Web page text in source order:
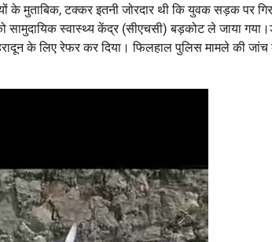
के मुताबिक, टक्कर इतनी जोरदार थी कि युवक सड़क पर
स्वास्थ्य केंद्र (सीएचसी) बड़कोट ले जाया
के लिए रेफर कर दिया। फिलहाल पुलिस मामले की जांच